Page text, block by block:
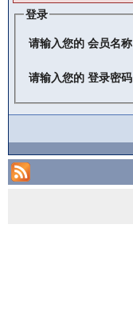
登录
请输入您的会员名称
请输入您的登录密码